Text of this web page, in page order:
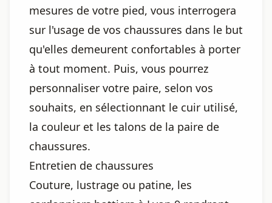
mesures de votre pied, vous interrogera
sur l'usage de vos chaussures dans le but
qu'elles demeurent confortables à porter
à tout moment. Puis, vous pourrez
personnaliser votre paire, selon vos
souhaits, en sélectionnant le cuir utilisé,
la couleur et les talons de la paire de
chaussures.
Entretien de chaussures
Couture, lustrage ou patine, les